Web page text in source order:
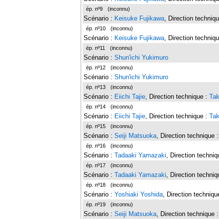
ép. nº9 (inconnu)
Scénario : Keisuke Fujikawa, Direction
ép. nº10 (inconnu)
Scénario : Keisuke Fujikawa, Direction
ép. nº11 (inconnu)
Scénario : Shun'ichi Yukimuro
ép. nº12 (inconnu)
Scénario : Shun'ichi Yukimuro
ép. nº13 (inconnu)
Scénario : Eiichi Tajie, Direction technique :
ép. nº14 (inconnu)
Scénario : Eiichi Tajie, Direction technique :
ép. nº15 (inconnu)
Scénario : Seiji Matsuoka, Direction technique
ép. nº16 (inconnu)
Scénario : Tadaaki Yamazaki , Direction
ép. nº17 (inconnu)
Scénario : Tadaaki Yamazaki , Direction
ép. nº18 (inconnu)
Scénario : Yoshiaki Yoshida, Direction
ép. nº19 (inconnu)
Scénario : Seiji Matsuoka, Direction technique